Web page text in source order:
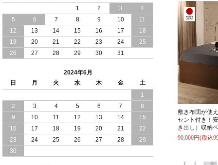
敷き布団が使
セント付き！
き出し）収納
90,000円(税込
2024/02/23
畳 の 床面 で 敷き布団 で 寝られる 引き
出し 収納庫 付 大容量 チェスト ベッド
日本製
2024/02/13
床 畳仕様 で 敷き布団 が 使える 引き出
し 収納庫 付き チェスト ベッド 日本製
おすすめ 引出し 収納 付 シンプル ＆ ス
タイリッシュ 国産 日本製 チェスト ベ
2024/02/02
日本製 引出し 収納 と 棚 コンセント が
付いた シンプル デザイン チェスト ベ
ッド
2024/01/24
1
2 3
4
5
6 7 8 9 10
11
12
13 14 15 16 17
18
19
20 21 22 23 24
25
26
27 28 29 30 31
2024年6月
日
月 火 水 木 金
土
1
2
3 4 5 6 7
8
9
10 11 12 13 14
15
16
17 18 19 20 21
22
23
24 25 26 27 28
29
30